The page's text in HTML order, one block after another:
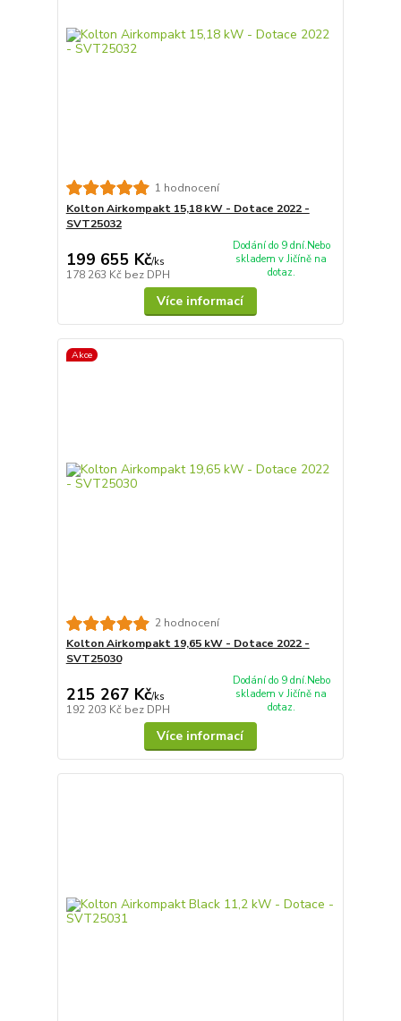
1 hodnocení
Kolton Airkompakt 15,18 kW - Dotace 2022 -
SVT25032
199 655 Kč/ks
178 263 Kč bez DPH
Dodání do 9 dní.Nebo
skladem v Jičíně na
dotaz.
Více informací
Akce
2 hodnocení
Kolton Airkompakt 19,65 kW - Dotace 2022 -
SVT25030
215 267 Kč/ks
192 203 Kč bez DPH
Dodání do 9 dní.Nebo
skladem v Jičíně na
dotaz.
Více informací